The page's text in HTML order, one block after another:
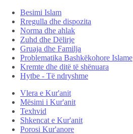
Besimi Islam
Rregulla dhe dispozita
Norma dhe ahlak
Zuhd dhe Dëlirje
Gruaja dhe Familja
Problematika Bashkëkohore Islame
Kremte dhe ditë të shënuara
Hytbe - Të ndryshme
Vlera e Kur'anit
Mësimi i Kur'anit
Texhvid
Shkencat e Kur'anit
Porosi Kur'anore